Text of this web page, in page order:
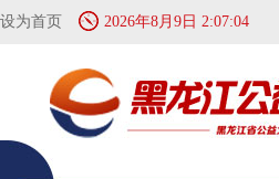
设为首页 2026年8月9日 2:07:04